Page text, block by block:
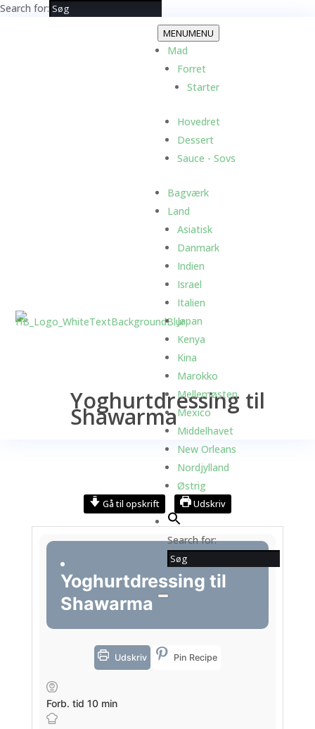
Search for:
MENUMENU
Mad
Forret
Starter
Hovedret
Dessert
Sauce - Sovs
Bagværk
Land
Asiatisk
Danmark
Indien
Israel
Italien
Japan
Kenya
Kina
Marokko
Mellemøsten
Mexico
Middelhavet
New Orleans
Nordjylland
Østrig
Search for:
Yoghurtdressing til
Shawarma
Gå til opskrift Udskriv
Yoghurtdressing til
Shawarma
Udskriv Pin Recipe
Forb. tid 10minutter
min